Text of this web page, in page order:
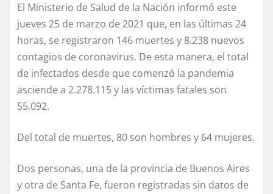
El Ministerio de Salud de la Nación informó este
jueves 25 de marzo de 2021 que, en las últimas 24
horas, se registraron 146 muertes y 8.238 nuevos
contagios de coronavirus. De esta manera, el total
de infectados desde que comenzó la pandemia
asciende a 2.278.115 y las víctimas fatales son
55.092.
Del total de muertes, 80 son hombres y 64 mujeres.
Dos personas, una de la provincia de Buenos Aires
y otra de Santa Fe, fueron registradas sin datos de